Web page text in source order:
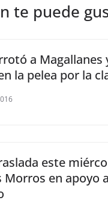
te puede
a Magallanes
la pelea por la
este
Morros en apoyo